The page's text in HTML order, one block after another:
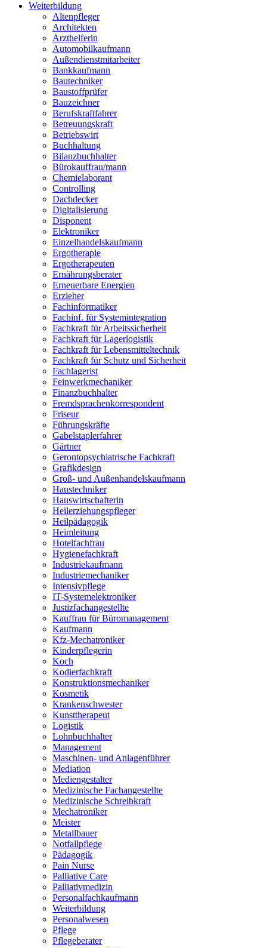
Weiterbildung
Altenpfleger
Architekten
Arzthelferin
Automobilkaufmann
Außendienstmitarbeiter
Bankkaufmann
Bautechniker
Baustoffprüfer
Bauzeichner
Berufskraftfahrer
Betreuungskraft
Betriebswirt
Buchhaltung
Bilanzbuchhalter
Bürokauffrau/mann
Chemielaborant
Controlling
Dachdecker
Digitalisierung
Disponent
Elektroniker
Einzelhandelskaufmann
Ergotherapie
Ergotherapeuten
Ernährungsberater
Erneuerbare Energien
Erzieher
Fachinformatiker
Fachinf. für Systemintegration
Fachkraft für Arbeitssicherheit
Fachkraft für Lagerlogistik
Fachkraft für Lebensmitteltechnik
Fachkraft für Schutz und Sicherheit
Fachlagerist
Feinwerkmechaniker
Finanzbuchhalter
Fremdsprachenkorrespondent
Friseur
Führungskräfte
Gabelstaplerfahrer
Gärtner
Gerontopsychiatrische Fachkraft
Grafikdesign
Groß- und Außenhandelskaufmann
Haustechniker
Hauswirtschafterin
Heilerziehungspfleger
Heilpädagogik
Heimleitung
Hotelfachfrau
Hygienefachkraft
Industriekaufmann
Industriemechaniker
Intensivpflege
IT-Systemelektroniker
Justizfachangestellte
Kauffrau für Büromanagement
Kaufmann
Kfz-Mechatroniker
Kinderpflegerin
Koch
Kodierfachkraft
Konstruktionsmechaniker
Kosmetik
Krankenschwester
Kunsttherapeut
Logistik
Lohnbuchhalter
Management
Maschinen- und Anlagenführer
Mediation
Mediengestalter
Medizinische Fachangestellte
Medizinische Schreibkraft
Mechatroniker
Meister
Metallbauer
Notfallpflege
Pädagogik
Pain Nurse
Palliative Care
Palliativmedizin
Personalfachkaufmann
Weiterbildung
Personalwesen
Pflege
Pflegeberater